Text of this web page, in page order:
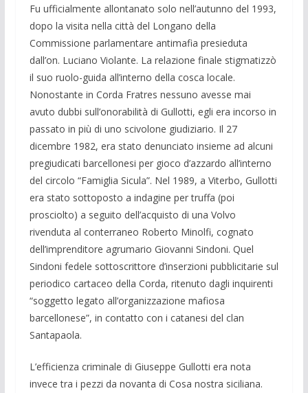
Fu ufficialmente allontanato solo nell’autunno del 1993,
dopo la visita nella città del Longano della
Commissione parlamentare antimafia presieduta
dall’on. Luciano Violante. La relazione finale stigmatizzò
il suo ruolo-guida all’interno della cosca locale.
Nonostante in Corda Fratres nessuno avesse mai
avuto dubbi sull’onorabilità di Gullotti, egli era incorso in
passato in più di uno scivolone giudiziario. Il 27
dicembre 1982, era stato denunciato insieme ad alcuni
pregiudicati barcellonesi per gioco d’azzardo all’interno
del circolo “Famiglia Sicula”. Nel 1989, a Viterbo, Gullotti
era stato sottoposto a indagine per truffa (poi
prosciolto) a seguito dell’acquisto di una Volvo
rivenduta al conterraneo Roberto Minolfi, cognato
dell’imprenditore agrumario Giovanni Sindoni. Quel
Sindoni fedele sottoscrittore d’inserzioni pubblicitarie sul
periodico cartaceo della Corda, ritenuto dagli inquirenti
“soggetto legato all’organizzazione mafiosa
barcellonese”, in contatto con i catanesi del clan
Santapaola.
L’efficienza criminale di Giuseppe Gullotti era nota
invece tra i pezzi da novanta di Cosa nostra siciliana.